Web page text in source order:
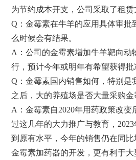
为节约成本开支，公司采取了租赁
Q：金霉素在牛羊的应用具体审批
么时候会有结果。
A：公司的金霉素增加牛羊靶向动
行，预计今年或明年有希望获得批
Q：金霉素国内销售如何，特别是
之后，大的养殖场是否大量采购金
A：金霉素自2020年用药政策改变
过这几年的大力推广与教育，
到原有水平，今年的销售仍在同比
金霉素加药器的开发，更有利于